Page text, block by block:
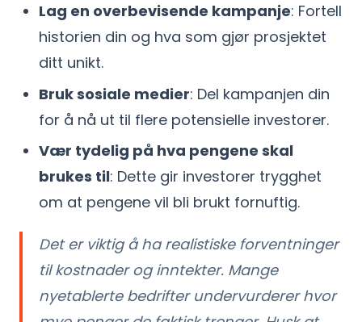
Lag en overbevisende kampanje: Fortell
historien din og hva som gjør prosjektet
ditt unikt.
Bruk sosiale medier: Del kampanjen din
for å nå ut til flere potensielle investorer.
Vær tydelig på hva pengene skal
brukes til: Dette gir investorer trygghet
om at pengene vil bli brukt fornuftig.
Det er viktig å ha realistiske forventninger
til kostnader og inntekter. Mange
nyetablerte bedrifter undervurderer hvor